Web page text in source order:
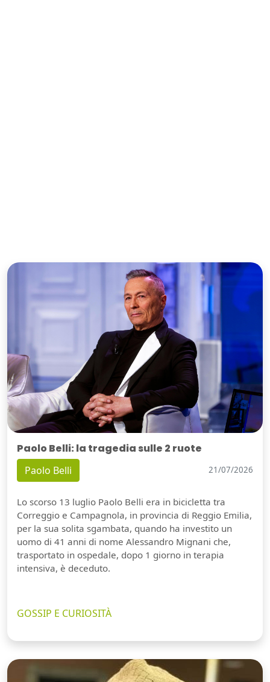
Paolo Belli: la tragedia sulle 2 ruote
Paolo Belli 21/07/2026
Lo scorso 13 luglio Paolo Belli era in bicicletta tra
Correggio e Campagnola, in provincia di Reggio Emilia,
per la sua solita sgambata, quando ha investito un
uomo di 41 anni di nome Alessandro Mignani che,
trasportato in ospedale, dopo 1 giorno in terapia
intensiva, è deceduto.
GOSSIP E CURIOSITÀ